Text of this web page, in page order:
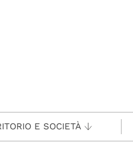
E SOCIETÀ